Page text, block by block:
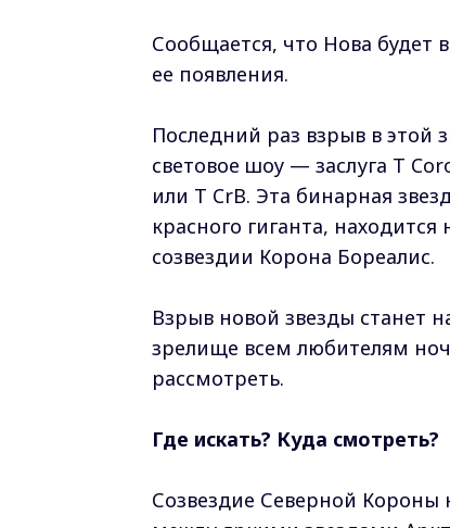
Сообщается, что Нова будет
ее появления.
Последний раз взрыв в этой
световое шоу — заслуга T
или T CrB. Эта бинарная
красного гиганта,
созвездии Корона Бореалис.
Взрыв новой звезды станет
зрелище всем любителям
рассмотреть.
Где искать? Куда смотреть?
Созвездие Северной Короны